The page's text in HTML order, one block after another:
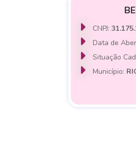
CNPJ:
Data de
Situação
Município: